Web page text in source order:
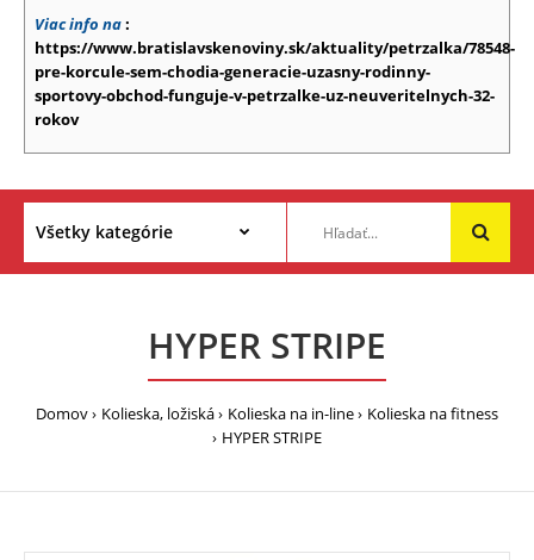
Viac info na:
https://www.bratislavskenoviny.sk/aktuality/petrzalka/78548-
pre-korcule-sem-chodia-generacie-uzasny-rodinny-
sportovy-obchod-funguje-v-petrzalke-uz-neuveritelnych-32-
rokov
HYPER STRIPE
Domov Kolieska, ložiská Kolieska na in-line
Kolieska na fitness
HYPER STRIPE